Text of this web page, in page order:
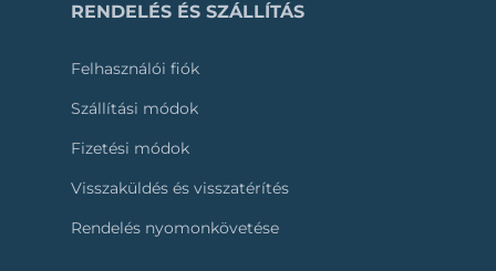
RENDELÉS ÉS SZÁLLÍTÁS
Felhasználói fiók
Szállítási módok
Fizetési módok
Visszaküldés és visszatérítés
Rendelés nyomonkövetése